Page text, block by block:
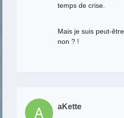
temps de crise.
Mais je suis peut-
non ? !
aKette